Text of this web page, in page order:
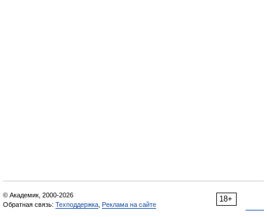
18+
© Академик, 2000-2026
Обратная связь: Техподдержка Реклама на сайте